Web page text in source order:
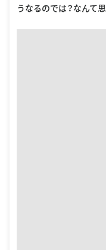
うなるのでは？なんて